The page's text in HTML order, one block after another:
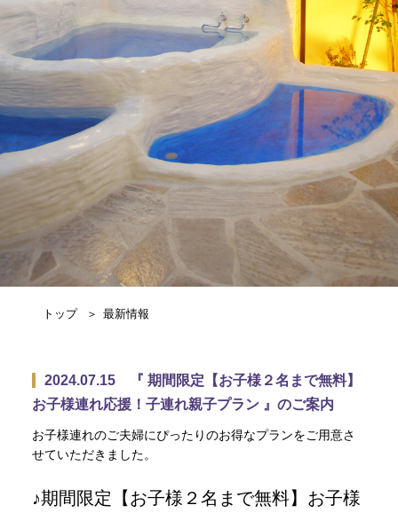
トップ 最新情報
2024.07.15 『 期間限定【お子様２名まで無料】
お子様連れ応援！子連れ親子プラン 』のご案内
お子様連れのご夫婦にぴったりのお得なプランをご用意さ
せていただきました。
♪期間限定【お子様２名まで無料】お子様